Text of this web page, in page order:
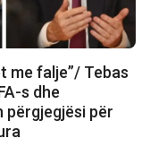
me falje”/ Tebas
s dhe
përgjegjësi për